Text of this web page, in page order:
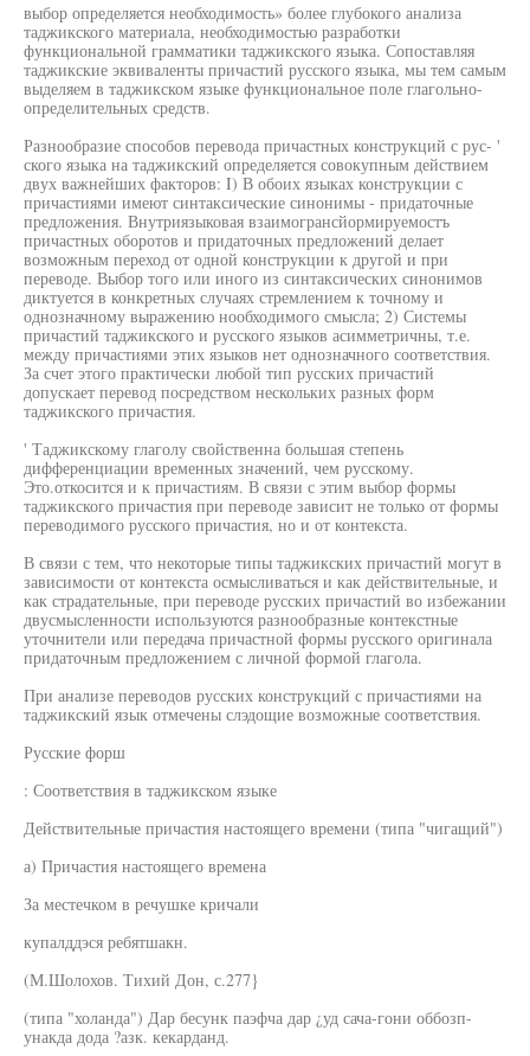
выбор определяется необходимость» более глубокого анализа
таджикского материала, необходимостью разработки
функциональной грамматики таджикского языка. Сопоставляя
таджикские эквиваленты причастий русского языка, мы тем самым
выделяем в таджикском языке функциональное поле глагольно-
определительных средств.
Разнообразие способов перевода причастных конструкций с рус- '
ского языка на таджикский определяется совокупным действием
двух важнейших факторов: I) В обоих языках конструкции с
причастиями имеют синтаксические синонимы - придаточные
предложения. Внутриязыковая взаимогрансйормируемостъ
причастных оборотов и придаточных предложений делает
возможным переход от одной конструкции к другой и при
переводе. Выбор того или иного из синтаксических синонимов
диктуется в конкретных случаях стремлением к точному и
однозначному выражению нообходимого смысла; 2) Системы
причастий таджикского и русского языков асимметричны, т.е.
между причастиями этих языков нет однозначного соответствия.
За счет этого практически любой тип русских причастий
допускает перевод посредством нескольких разных форм
таджикского причастия.
' Таджикскому глаголу свойственна большая степень
дифференциации временных значений, чем русскому.
Это.откосится и к причастиям. В связи с этим выбор формы
таджикского причастия при переводе зависит не только от формы
переводимого русского причастия, но и от контекста.
В связи с тем, что некоторые типы таджикских причастий могут в
зависимости от контекста осмысливаться и как действительные, и
как страдательные, при переводе русских причастий во избежании
двусмысленности используются разнообразные контекстные
уточнители или передача причастной формы русского оригинала
придаточным предложением с личной формой глагола.
При анализе переводов русских конструкций с причастиями на
таджикский язык отмечены слэдощие возможные соответствия.
Русские форш
: Соответствия в таджикском языке
Действительные причастия настоящего времени (типа "чигащий")
а) Причастия настоящего времена
За местечком в речушке кричали
купалддэся ребятшакн.
(М.Шолохов. Тихий Дон, с.277}
(типа "холанда") Дар бесунк паэфча дар ¿уд сача-гони оббозп-
унакда дода ?азк. кекарданд.